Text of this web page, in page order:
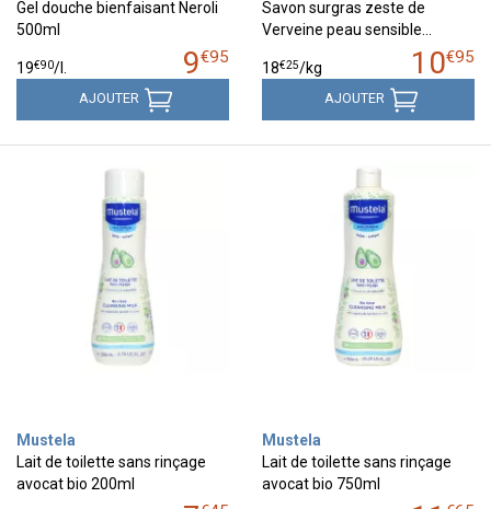
Gel douche bienfaisant Neroli
500ml
9€95
19€90/l.
AJOUTER
Savon surgras zeste de
Verveine peau sensible…
10€95
18€25/kg
AJOUTER
Mustela
Lait de toilette sans rinçage
avocat bio 200ml
Mustela
Lait de toilette sans rinçage
avocat bio 750ml